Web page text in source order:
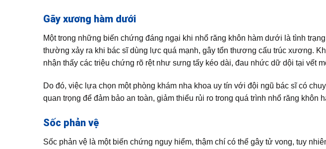
Gãy xương hàm dưới
Một trong những biến chứng đáng ngại khi nhổ răng khôn hàm dưới là tình
thường xảy ra khi bác sĩ dùng lực quá mạnh, gây tổn thương cấu trúc xương.
nhận thấy các triệu chứng rõ rệt như sưng tấy kéo dài, đau nhức dữ dội tại vết
Do đó, việc lựa chọn một phòng khám nha khoa uy tín với đội ngũ bác sĩ có
quan trọng để đảm bảo an toàn, giảm thiểu rủi ro trong quá trình nhổ răng khôn
Sốc phản vệ
Sốc phản vệ là một biến chứng nguy hiểm, thậm chí có thể gây tử vong, tuy